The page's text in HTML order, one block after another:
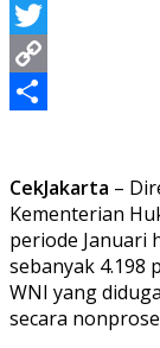
Gmail
Twitter
Copy
CekJakarta –
Kementerian
periode Januari
sebanyak 4.198
WNI yang
secara